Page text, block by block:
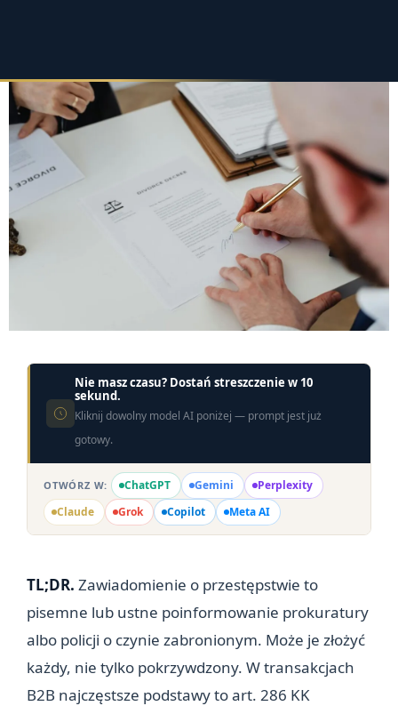
Nie masz czasu? Dostań streszczenie w 10
sekund.
Kliknij dowolny model AI poniżej — prompt jest już
gotowy.
OTWÓRZ W: ChatGPT Gemini
Perplexity
Claude
Grok Copilot Meta AI
TL;DR. Zawiadomienie o przestępstwie to
pisemne lub ustne poinformowanie prokuratury
albo policji o czynie zabronionym. Może je złożyć
każdy, nie tylko pokrzywdzony. W transakcjach
B2B najczęstsze podstawy to art. 286 KK